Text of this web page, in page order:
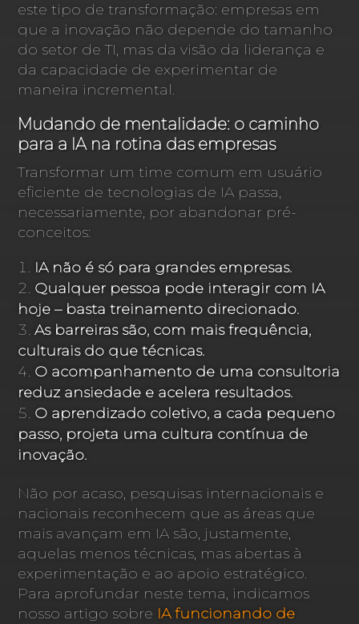
este tipo de transformação: empresas em
que a inovação não depende do tamanho
do setor de TI, mas da visão da liderança e
da capacidade de experimentar de
maneira incremental.
Mudando de mentalidade: o caminho
para a IA na rotina das empresas
Transformar um time comum em usuário
eficiente de tecnologias de IA passa,
necessariamente, por abandonar pré-
conceitos:
IA não é só para grandes empresas.
Qualquer pessoa pode interagir com IA
hoje – basta treinamento direcionado.
As barreiras são, com mais frequência,
culturais do que técnicas.
O acompanhamento de uma consultoria
reduz ansiedade e acelera resultados.
O aprendizado coletivo, a cada pequeno
passo, projeta uma cultura contínua de
inovação.
Não por acaso, pesquisas internacionais e
nacionais reconhecem que as áreas que
mais avançam em IA são, justamente,
aquelas menos técnicas, mas abertas à
experimentação e ao apoio estratégico.
Para aprofundar neste tema, indicamos
nosso artigo sobre IA funcionando de